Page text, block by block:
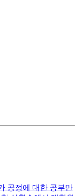
공정에 대한 공부만